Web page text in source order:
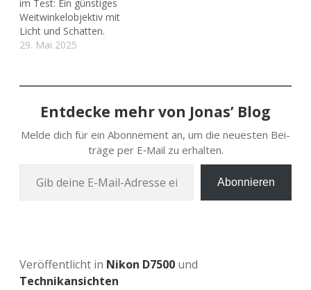
im Test: Ein günstiges
Weitwinkelobjektiv mit
Licht und Schatten.
29. Mai 2025
Entdecke mehr von Jonas’ Blog
Melde dich für ein Abon­ne­ment an, um die neu­es­ten Bei­
trä­ge per E‑Mail zu erhalten.
Abonnieren
Veröffentlicht in Nikon D7500 und
Technikansichten